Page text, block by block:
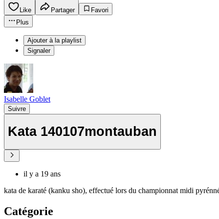
Like Partager
Favori
Plus
Ajouter à la playlist
Signaler
Isabelle Goblet
Suivre
Kata 140107montauban
il y a 19 ans
kata de karaté (kanku sho), effectué lors du championnat midi
Catégorie